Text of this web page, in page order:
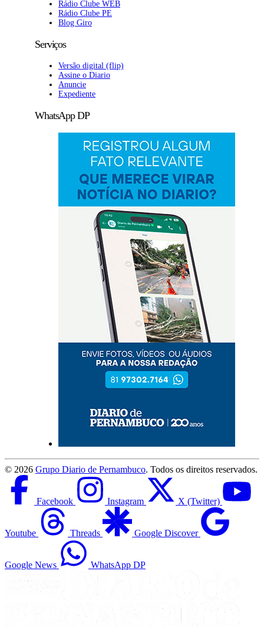
Rádio Clube WEB
Rádio Clube PE
Blog Giro
Serviços
Versão digital (flip)
Assine o Diario
Anuncie
Expediente
WhatsApp DP
© 2026 Grupo Diario de Pernambuco. Todos os direitos reservados.
Facebook Instagram X (Twitter)
Youtube Threads Google Discover
Google News WhatsApp DP